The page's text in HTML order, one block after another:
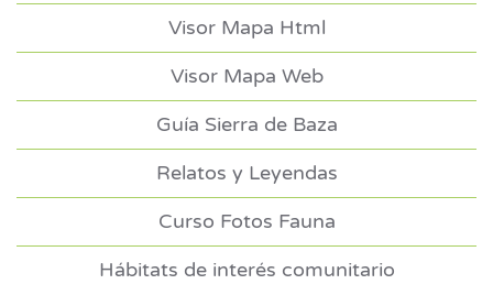
Visor Mapa Html
Visor Mapa Web
Guía Sierra de Baza
Relatos y Leyendas
Curso Fotos Fauna
Hábitats de interés comunitario